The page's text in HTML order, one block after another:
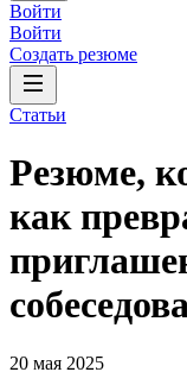
Войти
Войти
Создать резюме
Статьи
Резюме,
как
20 мая 2025